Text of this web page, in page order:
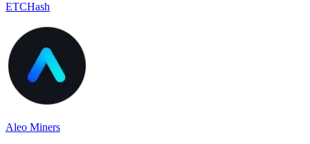
ETCHash
Aleo Miners